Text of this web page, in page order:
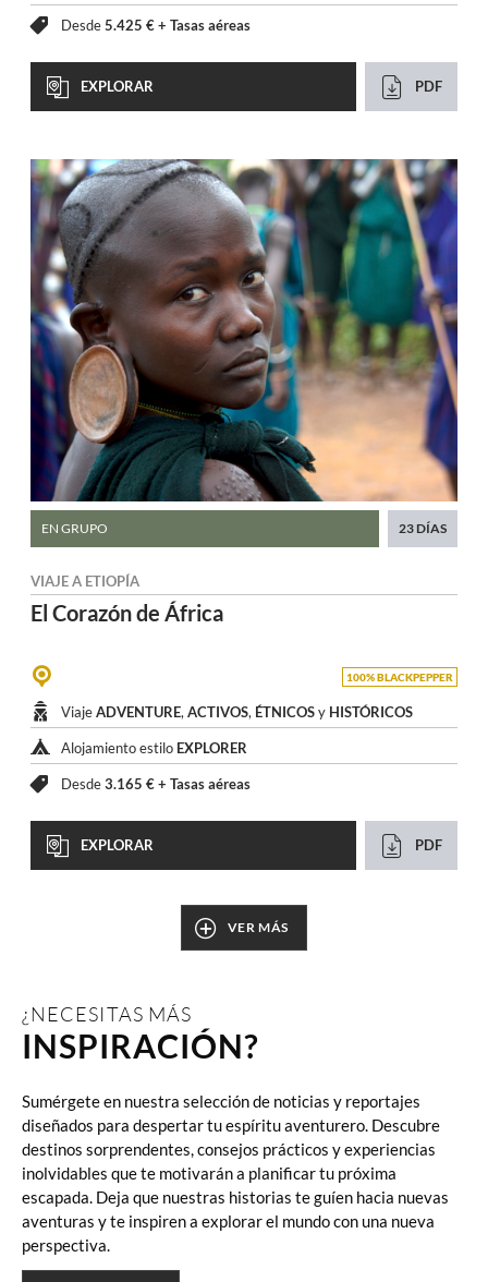
Desde5.425 € + Tasas aéreas
EXPLORAR PDF
El Corazónde África
VIAJE A ETIOPÍA
EN GRUPO 23 DÍAS
100% BLACKPEPPER
ViajeADVENTURE,ACTIVOS, ÉTNICOSy HISTÓRICOS
Alojamiento estilo EXPLORER
Desde3.165 € + Tasas aéreas
EXPLORAR PDF
VER MÁS
¿NECESITAS MÁS
INSPIRACIÓN?
Sumérgete en nuestra selección de noticias y reportajes
diseñados para despertar tu espíritu aventurero. Descubre
destinos sorprendentes, consejos prácticos y experiencias
inolvidables que te motivarán a planificar tu próxima
escapada. Deja que nuestras historias te guíen hacia nuevas
aventuras y te inspiren a explorar el mundo con una nueva
perspectiva.